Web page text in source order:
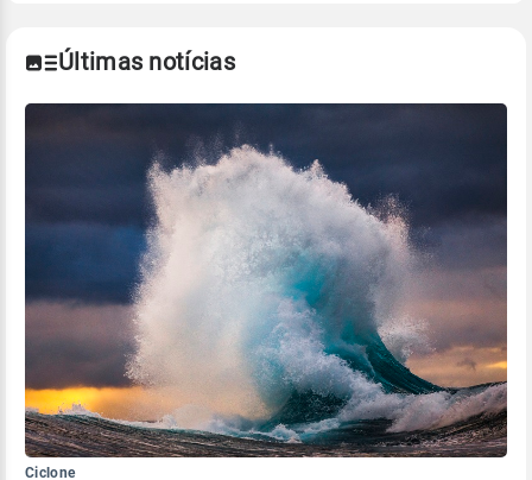
Últimas notícias
Ciclone